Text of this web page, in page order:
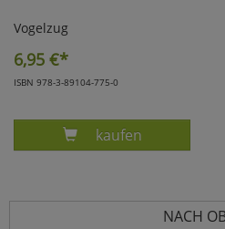
Vogelzug
6,95 €*
ISBN 978-3-89104-775-0
Produkt DER
kaufen
NACH